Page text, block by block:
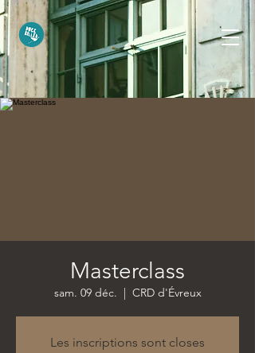
Masterclass
sam. 09 déc.
  |
CRD d'Évreux
Les inscriptions sont closes